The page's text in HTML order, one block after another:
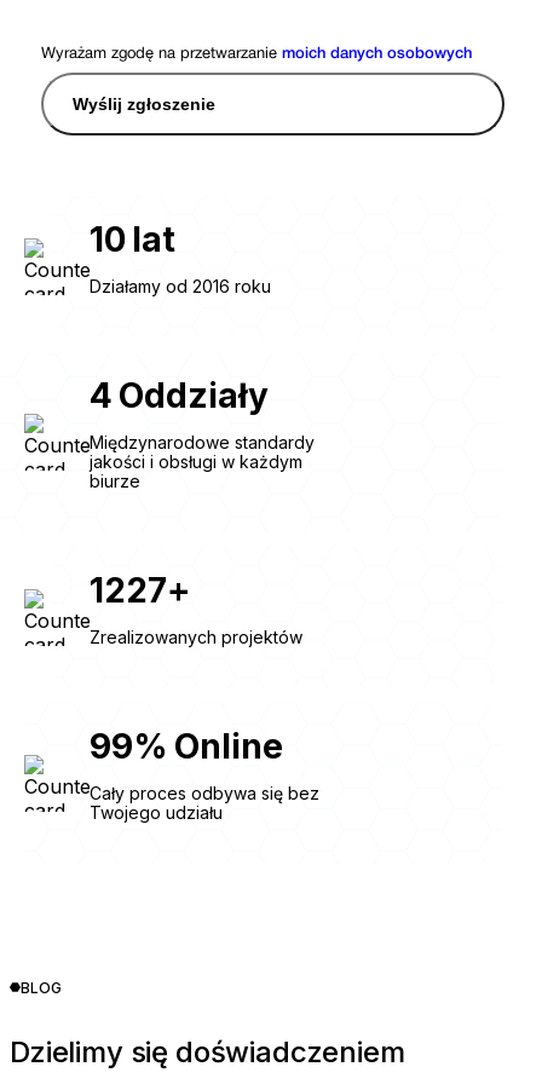
Wyrażam zgodę na przetwarzanie moich danych osobowych
Wyślij zgłoszenie
10 lat
Działamy od 2016 roku
4 Oddziały
Międzynarodowe standardy
jakości i obsługi w każdym
biurze
1227+
Zrealizowanych projektów
99% Online
Cały proces odbywa się bez
Twojego udziału
BLOG
Dzielimy się doświadczeniem